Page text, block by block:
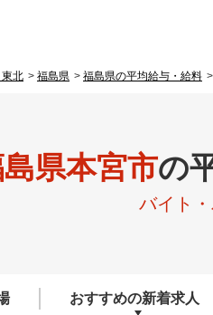
北 福島県 福島県の平均給与・給料
県本宮市の
バイト
おすすめの新着求人